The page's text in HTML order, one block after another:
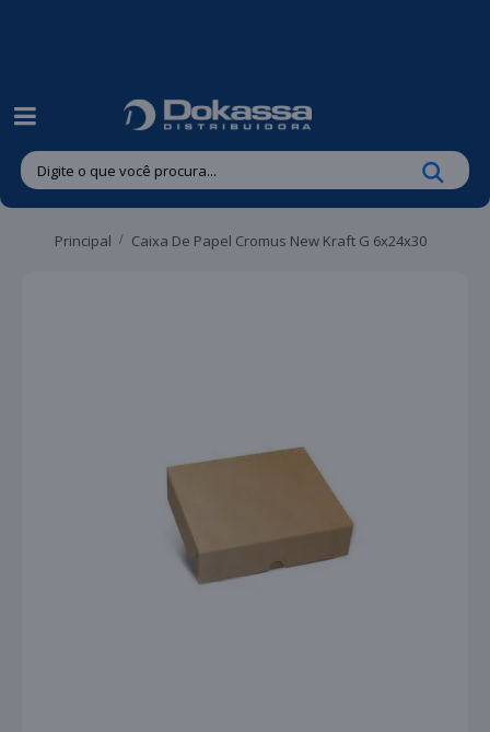
Principal Caixa De Papel Cromus New Kraft G 6x24x30